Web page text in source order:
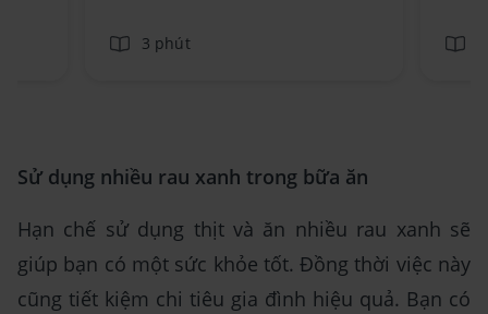
3 phút
Sử dụng nhiều rau xanh trong bữa ăn
Hạn chế sử dụng thịt và ăn nhiều rau xanh sẽ
giúp bạn có một sức khỏe tốt. Đồng thời việc này
cũng tiết kiệm chi tiêu gia đình hiệu quả. Bạn có